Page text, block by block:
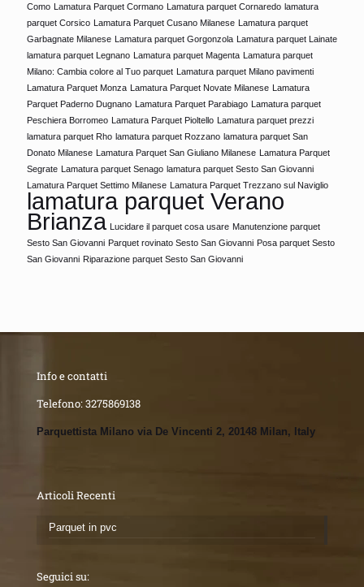
Como Lamatura Parquet Cormano Lamatura parquet Cornaredo lamatura
parquet Corsico Lamatura Parquet Cusano Milanese Lamatura parquet
Garbagnate Milanese Lamatura parquet Gorgonzola Lamatura parquet Lainate
lamatura parquet Legnano Lamatura parquet Magenta Lamatura parquet
Milano: Cambia colore al Tuo parquet Lamatura parquet Milano pavimenti
Lamatura Parquet Monza Lamatura Parquet Novate Milanese Lamatura
Parquet Paderno Dugnano Lamatura Parquet Parabiago Lamatura parquet
Peschiera Borromeo Lamatura Parquet Pioltello Lamatura parquet prezzi
lamatura parquet Rho lamatura parquet Rozzano lamatura parquet San
Donato Milanese Lamatura Parquet San Giuliano Milanese Lamatura Parquet
Segrate Lamatura parquet Senago lamatura parquet Sesto San Giovanni
Lamatura Parquet Settimo Milanese Lamatura Parquet Trezzano sul Naviglio
lamatura parquet Verano
Brianza Lucidare il parquet cosa usare Manutenzione parquet
Sesto San Giovanni Parquet rovinato Sesto San Giovanni Posa parquet Sesto
San Giovanni Riparazione parquet Sesto San Giovanni
Info e contatti
Telefono:3275869138
Parquettista Milano via De Vincenti 2, 20148 Milan, Italy
Articoli Recenti
Parquet in pvc
Seguici su: